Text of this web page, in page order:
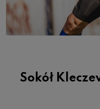
Sokół